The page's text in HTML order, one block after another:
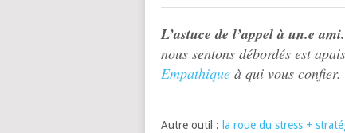
L’astuce de l’appel à un.e
nous sentons débordés est
Empathique à qui vous confier.
Autre outil : la roue du stress +